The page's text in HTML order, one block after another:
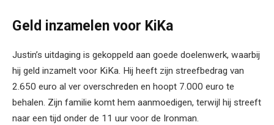
Geld inzamelen voor KiKa
Justin’s uitdaging is gekoppeld aan goede doelenwerk, waarbij
hij geld inzamelt voor KiKa. Hij heeft zijn streefbedrag van
2.650 euro al ver overschreden en hoopt 7.000 euro te
behalen. Zijn familie komt hem aanmoedigen, terwijl hij streeft
naar een tijd onder de 11 uur voor de Ironman.